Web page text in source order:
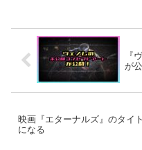
『
が
映画『エターナルズ』のタイ
になる